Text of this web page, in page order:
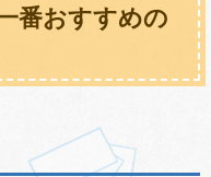
番おすすめの